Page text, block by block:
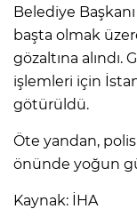
Belediye
başta olmak
gözaltına alındı.
işlemleri için
götürüldü.
Öte yandan,
önünde yoğun
Kaynak: İHA